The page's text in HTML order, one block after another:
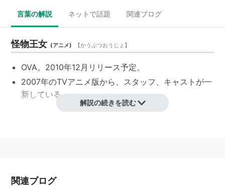
言葉の解説 ネットで話題 関連ブログ
怪物王女 (アニメ) 【かうぶつおうじょ 】
OVA。2010年12月リリース予定。
2007年のTVアニメ版から、スタッフ、キャストが一
新している。
音楽：田光マコト
解説の続きを読む
関連ブログ